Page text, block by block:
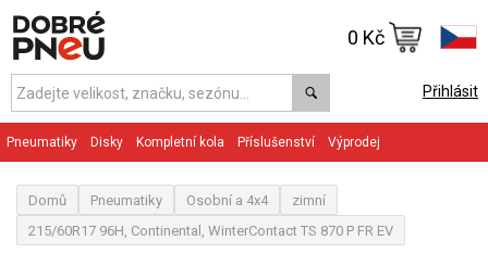
Přihlásit
0 Kč
Pneumatiky Disky Kompletní kola Příslušenství Výprodej
Domů Pneumatiky Osobní a 4x4
zimní
215/60R17 96H, Continental, WinterContact TS 870 P FR EV